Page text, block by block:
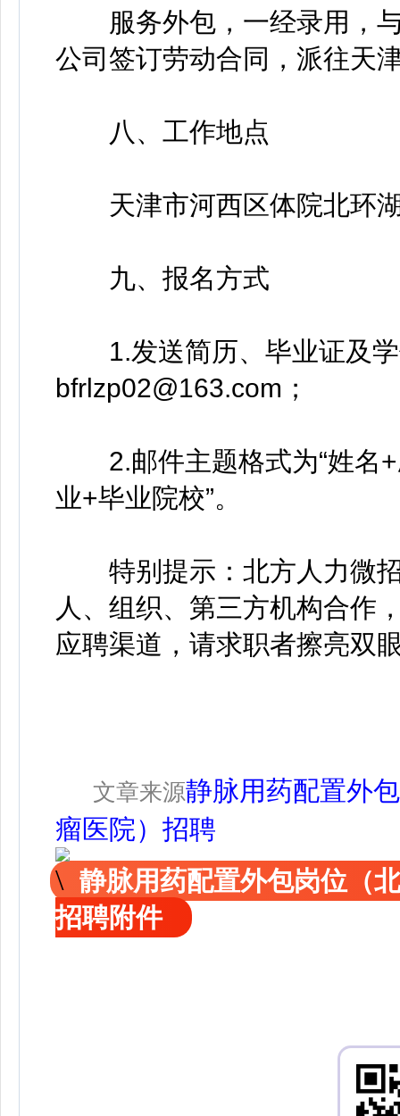
服务外包，一经录用，与
公司签订劳动合同，派往天
八、工作地点
天津市河西区体院北环湖
九、报名方式
1.发送简历、毕业证及学
bfrlzp02@163.com；
2.邮件主题格式为“姓名+
业+毕业院校”。
特别提示：北方人力微招
人、组织、第三方机构合作
应聘渠道，请求职者擦亮双
文章来源静脉用药配置外
瘤医院）招聘
静脉用药配置外包岗位（
招聘附件